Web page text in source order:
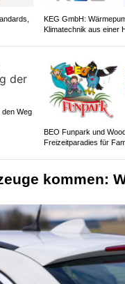
KEG GmbH:
Klimatechnik aus einer
Weg
BEO Funpark und
Freizeitparadies für
kommen: